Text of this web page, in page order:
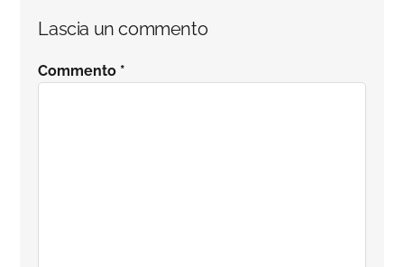
Interazioni
del
Lascia un commento
Commento *